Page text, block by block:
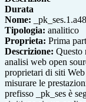
Durata
Nome:
Tipologia: analitico
Proprieta: Prima
Descrizione: Questo
analisi web open
proprietari di siti
misurare le
prefisso _pk_ses è